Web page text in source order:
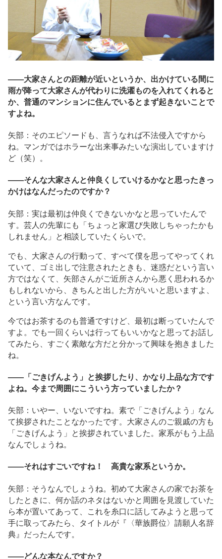
――大家さんとの距離が近いというか、出かけている間に
雨が降って大家さんが代わりに洗濯ものを入れてくれると
か、普通のマンションに住んでいるとまず起きないことで
すよね。
矢部：そのエピソードも、言うなれば不法侵入ですから
ね。マンガではホラーな出来事みたいな演出していますけ
ど（笑）。
――そんな大家さんと仲良くしていけるかなと思ったきっ
かけはなんだったのですか？
矢部：実は最初は仲良くできないかなと思っていたんで
す。芸人の先輩にも「ちょっと家選び失敗しちゃったかも
しれません」と相談していたくらいで。
でも、大家さんの行動って、すべて僕を思ってやってくれ
ていて、ゴミ出しで注意されたときも、迷惑だという言い
方ではなくて、矢部さんがご近所さんから悪く思われるか
もしれないから、きちんと出した方がいいと思いますよ、
という言い方なんです。
今ではお茶するのも普通ですけど、最初は断っていたんで
すよ。でも一回くらいは行ってもいいかなと思ってお話し
てみたら、すごく素敵な方だと分かって興味を抱きました
ね。
――「ごきげんよう」と挨拶したり、かなり上品な方です
よね。今まで周囲にこういう方っていましたか？
矢部：いやー、いないですね。素で「ごきげんよう」なん
て挨拶されたことなかったです。大家さんのご親戚の方も
「ごきげんよう」と挨拶されていました。家系がもう上品
なんでしょうね。
――それはすごいですね！ 高貴な家系というか。
矢部：そうなんでしょうね。初めて大家さんの家でお茶を
したときに、何か話のネタはないかと周囲を見渡していた
ら本が置いてあって、これを糸口に話してみようと思って
手に取ってみたら、タイトルが『〈華族爵位〉請願人名辞
典』だったんです。
――どんな本なんですか？